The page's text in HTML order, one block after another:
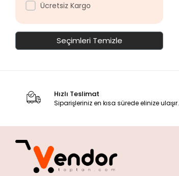
Ücretsiz Kargo
Seçimleri Temizle
Hızlı Teslimat
Siparişleriniz en kısa sürede elinize ulaşır.